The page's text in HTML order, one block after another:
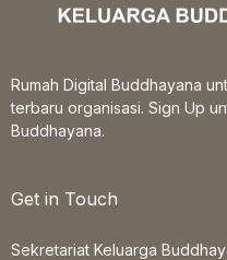
Rumah Digital Buddhayana
terbaru organisasi. Sign Up
Buddhayana.
Get in Touch
Sekretariat Keluarga